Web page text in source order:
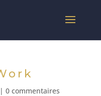
0 commentaires